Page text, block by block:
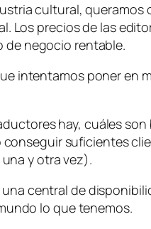
cultural, queramos
Los precios de las
de negocio rentable.
intentamos poner en
hay, cuáles
suficientes
y otra vez).
central de
lo que tenemos.